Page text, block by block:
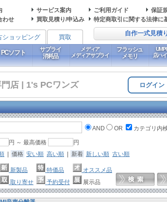
サービス案内 ご利用ガイド
保証
わせ 買取見積り/申込み 特定商取引に関する法律に
自作一式見積
ショッピング 買取
PCソフト
サプライ
消耗品
メディア
メディアサプライ
フラッシュ
メモリ
店ハ
店 | 1's PCワンズ ログイン
AND OR カテゴリ内
円 ～ 最高価格
円
| 価格 安い順 高い順 | 新着 新しい順 古い順
新製品 特価品
オススメ品
取り寄せ 予約受付 展示品